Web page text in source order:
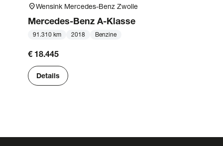
location_onWensink Mercedes-Benz Zwolle
Mercedes-Benz A-Klasse
91.310 km 2018 Benzine
€ 18.445
Details